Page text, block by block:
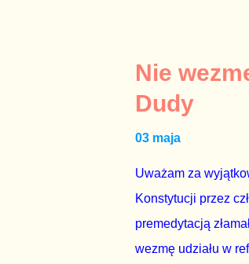
tym i porównał
pewnie dlatego, że
naszego kraju z lat
rządu. Generalnie,
Nie
Dudy
03 maja
Uważam za
Konstytucji przez
premedytacją
wezmę udziału w